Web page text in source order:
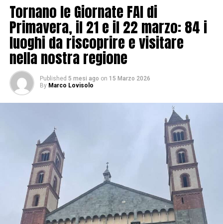
Tornano le Giornate FAI di
Primavera, il 21 e il 22 marzo: 84 i
luoghi da riscoprire e visitare
nella nostra regione
Published 5 mesi ago on 15 Marzo 2026
By Marco Lovisolo